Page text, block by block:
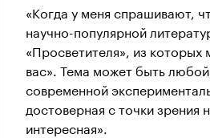
«Когда у меня спрашивают,
научно-популярной
«Просветителя», из
вас». Тема может быть
современной
достоверная с точки зрения
интересная».